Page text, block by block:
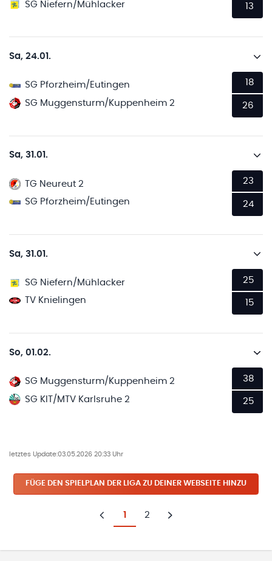
SG Niefern/Mühlacker
13
Sa, 24.01.
SG Pforzheim/Eutingen
SG Muggensturm/Kuppenheim 2
18
26
Sa, 31.01.
TG Neureut 2
SG Pforzheim/Eutingen
23
24
Sa, 31.01.
SG Niefern/Mühlacker
TV Knielingen
25
15
So, 01.02.
SG Muggensturm/Kuppenheim 2
SG KIT/MTV Karlsruhe 2
38
25
letztes Update:03.05.2026 20:33 Uhr
FÜGE DEN SPIELPLAN DER LIGA ZU DEINER WEBSEITE HINZU
Zurück
1 2
Weiter